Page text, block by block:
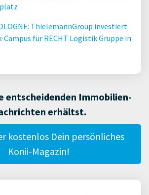
ThielemannGroup investiert
für RECHT Logistik Gruppe in
entscheidenden Immobilien-
erhältst.
kostenlos Dein persönliches
Konii-Magazin!